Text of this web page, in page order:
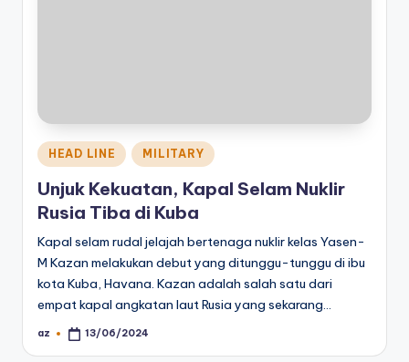
Posted
in
HEAD LINE MILITARY
Unjuk Kekuatan, Kapal Selam Nuklir
Rusia Tiba di Kuba
Kapal selam rudal jelajah bertenaga nuklir kelas Yasen-
M Kazan melakukan debut yang ditunggu-tunggu di ibu
kota Kuba, Havana. Kazan adalah salah satu dari
empat kapal angkatan laut Rusia yang sekarang…
Posted
az 13/06/2024